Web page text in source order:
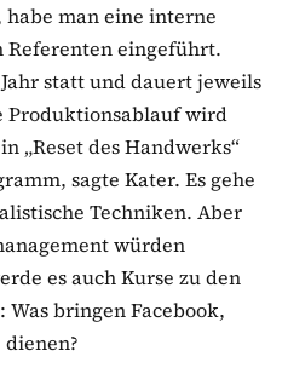
man eine interne
eingeführt.
statt und dauert jeweils
Produktionsablauf wird
„Reset des Handwerks“
sagte Kater. Es gehe
Techniken. Aber
würden
es auch Kurse zu den
bringen Facebook,